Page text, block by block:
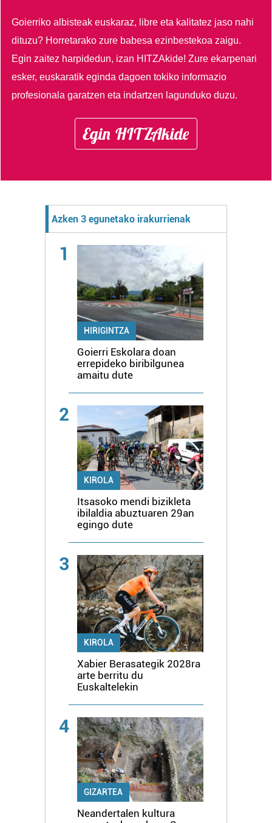
Goierriko albisteak euskaraz, libre eta kalitatez jaso nahi
dituzu? Horretarako zure babesa ezinbestekoa zaigu.
Egin zaitez harpidedun, izan HITZAkide!Zure ekarpenari
esker, euskaratik eginda dagoen tokiko informazio
profesionala garatzen eta indartzen lagunduko duzu.
Egin HITZAkide
Azken 3 egunetako irakurrienak
1
HIRIGINTZA
Goierri Eskolara doan
errepideko biribilgunea
amaitu dute
2
KIROLA
Itsasoko mendi bizikleta
ibilaldia abuztuaren 29an
egingo dute
3
KIROLA
Xabier Berasategik 2028ra
arte berritu du
Euskaltelekin
4
GIZARTEA
Neandertalen kultura